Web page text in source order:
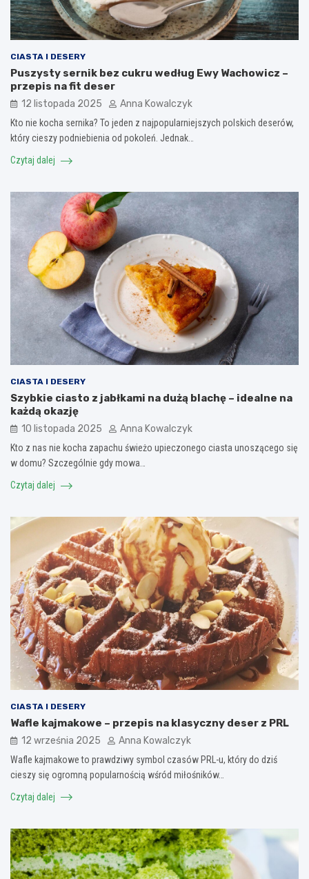
CIASTA I DESERY
Puszysty sernik bez cukru według Ewy Wachowicz –
przepis na fit deser
12 listopada 2025 Anna Kowalczyk
Kto nie kocha sernika? To jeden z najpopularniejszych polskich deserów,
który cieszy podniebienia od pokoleń. Jednak…
Czytaj dalej
CIASTA I DESERY
Szybkie ciasto z jabłkami na dużą blachę – idealne na
każdą okazję
10 listopada 2025 Anna Kowalczyk
Kto z nas nie kocha zapachu świeżo upieczonego ciasta unoszącego się
w domu? Szczególnie gdy mowa…
Czytaj dalej
CIASTA I DESERY
Wafle kajmakowe – przepis na klasyczny deser z PRL
12 września 2025 Anna Kowalczyk
Wafle kajmakowe to prawdziwy symbol czasów PRL-u, który do dziś
cieszy się ogromną popularnością wśród miłośników…
Czytaj dalej